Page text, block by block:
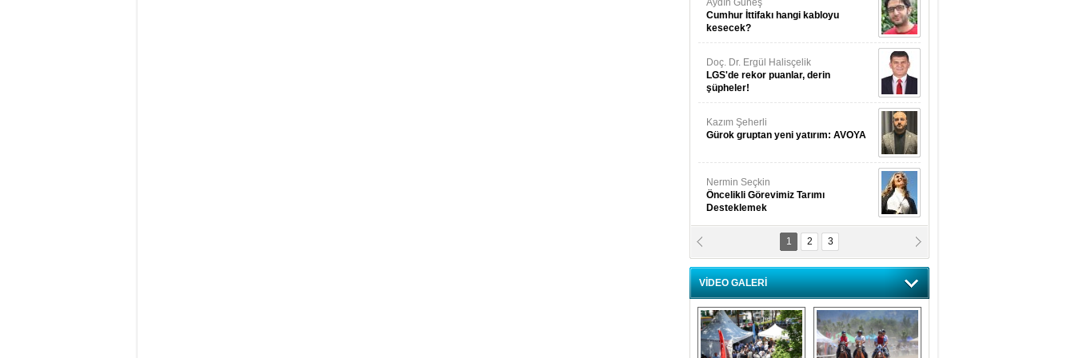
Aydın Güneş
Cumhur İttifakı hangi kabloyu
kesecek?
Doç. Dr. Ergül Halisçelik
LGS'de rekor puanlar, derin
şüpheler!
Kazım Şeherli
Gürok gruptan yeni yatırım: AVOYA
Nermin Seçkin
Öncelikli Görevimiz Tarımı
Desteklemek
Nilüfer Menekli Buzcular
Siz Hiç Kelebeklerin Sesini
Duydunuz Mu?
1 2 3
VİDEO GALERİ